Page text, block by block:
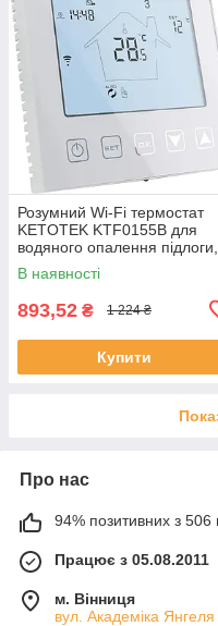
Розумний Wi‑Fi термостат
KETOTEK KTF0155B для
водяного опалення підлоги,
3 A, сумісний з Alexa та
Life/Tuya
В наявності
893,52 ₴ 1 224 ₴
Купити
Про нас
94% позитивних з 506
Працює з 05.08.2011
м. Вінниця
вул. Академіка